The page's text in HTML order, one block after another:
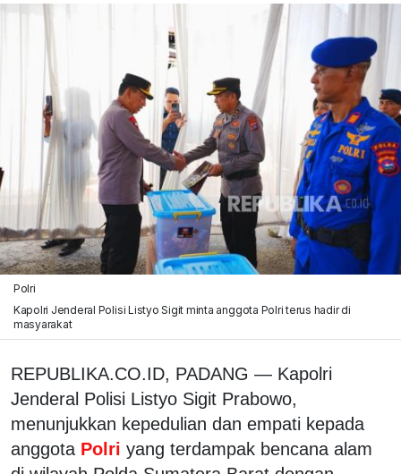
Polri
Kapolri Jenderal Polisi Listyo Sigit minta anggota Polri terus hadir di
masyarakat
REPUBLIKA.CO.ID, PADANG — Kapolri
Jenderal Polisi Listyo Sigit Prabowo,
menunjukkan kepedulian dan empati kepada
anggota Polri yang terdampak bencana alam